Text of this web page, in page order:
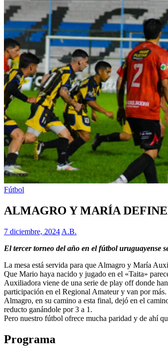
Fútbol
ALMAGRO Y MARÍA
7 diciembre, 2024 A.B.
El tercer torneo del año en el fútbol uruguayense
La mesa está servida para que Almagro y María
Que Mario haya nacido y jugado en el «Taita»
Auxiliadora viene de una serie de play off donde
participación en el Regional Amateur y van por más.
Almagro, en su camino a esta final, dejó en el
reducto ganándole por 3 a 1.
Pero nuestro fútbol ofrece mucha paridad y de ahí
Programa